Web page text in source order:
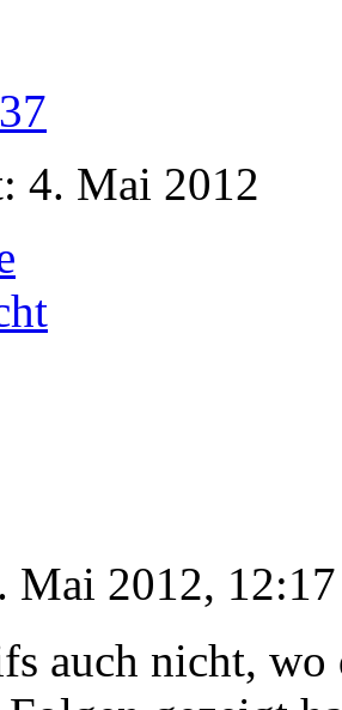
4. Mai 2012
Mai 2012, 12:17
auch nicht,